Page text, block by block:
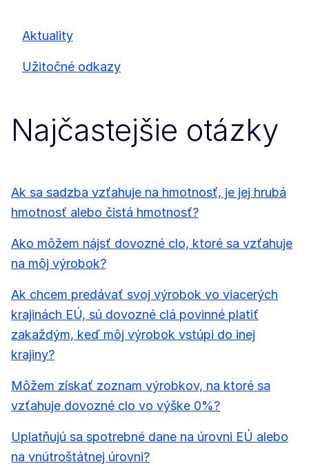
Aktuality
Užitočné odkazy
Najčastejšie otázky
Ak sa sadzba vzťahuje na hmotnosť, je jej hrubá
hmotnosť alebo čistá hmotnosť?
Ako môžem nájsť dovozné clo, ktoré sa vzťahuje
na môj výrobok?
Ak chcem predávať svoj výrobok vo viacerých
krajinách EÚ, sú dovozné clá povinné platiť
zakaždým, keď môj výrobok vstúpi do inej
krajiny?
Môžem získať zoznam výrobkov, na ktoré sa
vzťahuje dovozné clo vo výške 0%?
Uplatňujú sa spotrebné dane na úrovni EÚ alebo
na vnútroštátnej úrovni?